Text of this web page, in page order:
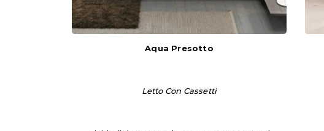
Aqua Presotto
Letto Con Cassetti